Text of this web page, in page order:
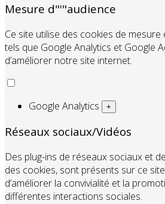
Mesure d"'"audience
Ce site utilise des cookies de mesure
tels que Google Analytics et Google
d’améliorer notre site internet.
Google Analytics +
Réseaux sociaux/Vidéos
Des plug-ins de réseaux sociaux et
des cookies, sont présents sur ce
d’améliorer la convivialité et la
différentes interactions sociales.